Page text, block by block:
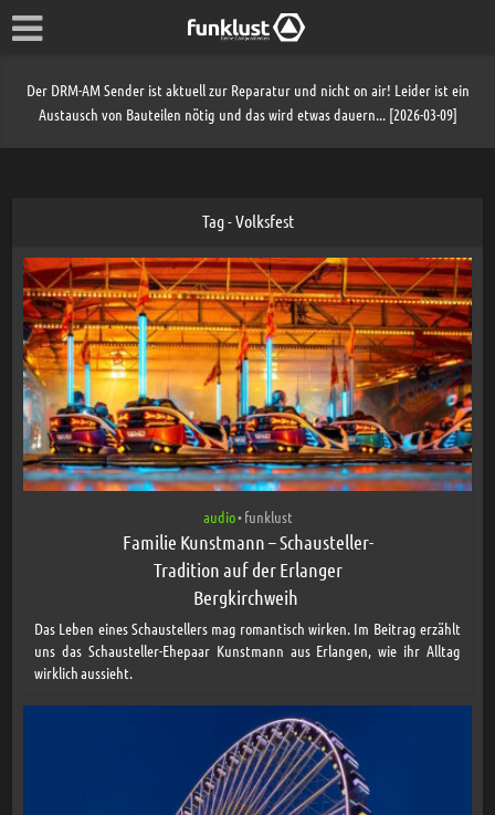
Der DRM-AM Sender ist aktuell zur Reparatur und nicht on air! Leider ist ein
Austausch von Bauteilen nötig und das wird etwas dauern... [2026-03-09]
Tag - Volksfest
audio• funklust
Familie Kunstmann – Schausteller-
Tradition auf der Erlanger
Bergkirchweih
Das Leben eines Schaustellers mag romantisch wirken. Im Beitrag erzählt
uns das Schausteller-Ehepaar Kunstmann aus Erlangen, wie ihr Alltag
wirklich aussieht.